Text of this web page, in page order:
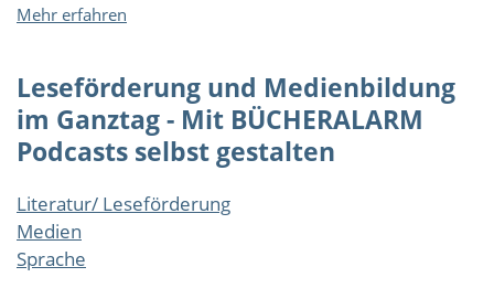
Mehr erfahren
Medienbildung
Ganztag
-
BÜCHERALARM
Leseförderung und Medienbildung
im Ganztag - Mit BÜCHERALARM
Podcasts selbst gestalten
Literatur/ Leseförderung
Medien
Sprache